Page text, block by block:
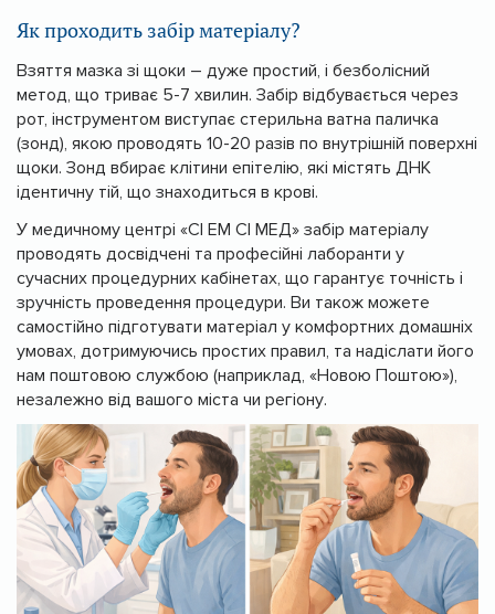
Як проходить забір матеріалу?
Взяття мазка зі щоки – дуже простий, і безболісний
метод, що триває 5-7 хвилин. Забір відбувається через
рот, інструментом виступає стерильна ватна паличка
(зонд), якою проводять 10-20 разів по внутрішній поверхні
щоки. Зонд вбирає клітини епітелію, які містять ДНК
ідентичну тій, що знаходиться в крові.
У медичному центрі «СІ ЕМ СІ МЕД» забір матеріалу
проводять досвідчені та професійні лаборанти у
сучасних процедурних кабінетах, що гарантує точність і
зручність проведення процедури. Ви також можете
самостійно підготувати матеріал у комфортних домашніх
умовах, дотримуючись простих правил, та надіслати його
нам поштовою службою (наприклад, «Новою Поштою»),
незалежно від вашого міста чи регіону.